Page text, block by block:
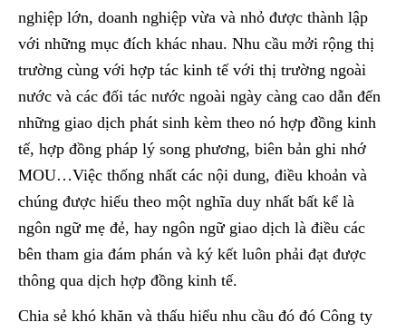
nghiệp lớn, doanh nghiệp vừa và nhỏ được thành lập
với những mục đích khác nhau. Nhu cầu mởi rộng thị
trường cùng với hợp tác kinh tế với thị trường ngoài
nước và các đối tác nước ngoài ngày càng cao dẫn đến
những giao dịch phát sinh kèm theo nó hợp đồng kinh
tế, hợp đồng pháp lý song phương, biên bản ghi nhớ
MOU…Việc thống nhất các nội dung, điều khoản và
chúng được hiểu theo một nghĩa duy nhất bất kể là
ngôn ngữ mẹ đẻ, hay ngôn ngữ giao dịch là điều các
bên tham gia đám phán và ký kết luôn phải đạt được
thông qua dịch hợp đồng kinh tế.
Chia sẻ khó khăn và thấu hiểu nhu cầu đó đó Công ty